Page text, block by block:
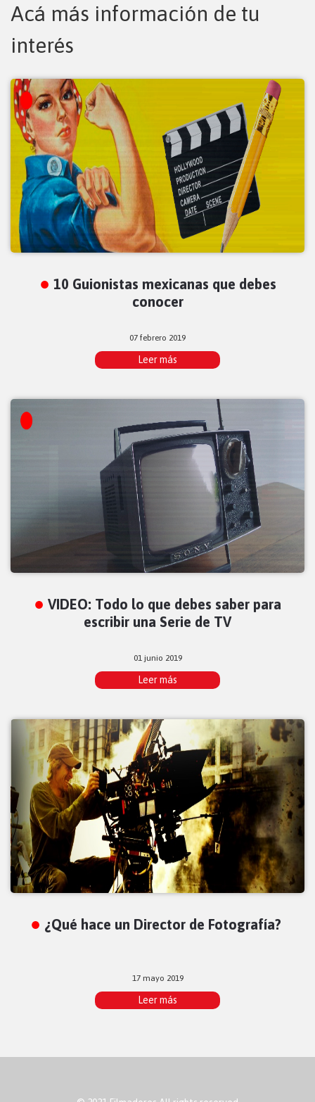
Acá más información de tu
interés
10 Guionistas mexicanas que debes
conocer
07 febrero 2019
Leer más
VIDEO: Todo lo que debes saber para
escribir una Serie de TV
01 junio 2019
Leer más
¿Qué hace un Director de Fotografía?
17 mayo 2019
Leer más